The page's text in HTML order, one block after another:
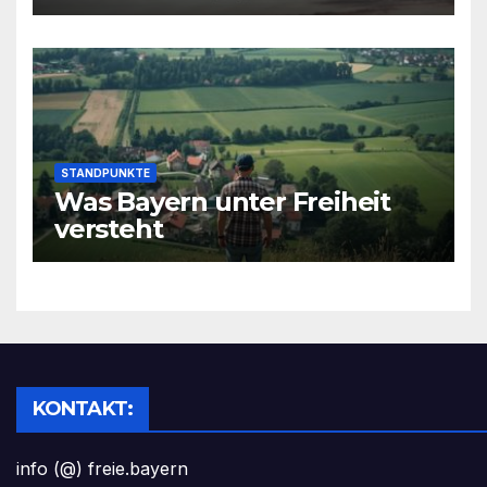
STANDPUNKTE
Was Bayern unter Freiheit
versteht
KONTAKT:
info (@) freie.bayern